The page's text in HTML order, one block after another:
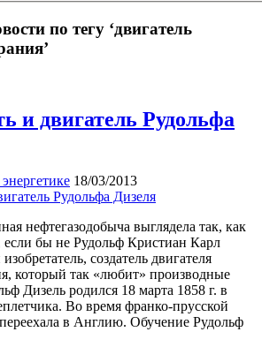
по тегу ‘двигатель
и двигатель Рудольфа
18/03/2013
нефтегазодобыча выглядела так, как
если бы не Рудольф Кристиан Карл
создатель двигателя
который так «любит» производные
Дизель родился 18 марта 1858 г. в
Во время франко-прусской
в Англию. Обучение Рудольф